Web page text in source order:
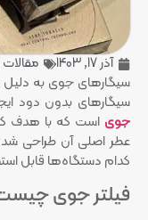
آذر 17, 1403
مقالات
سیگارهای جوی به دلیل
سیگارهای بدون دود
جوی است که با هدف
عطر اصلی آن طراحی
کدام دستگاه‌ها قابل
فیلتر جوی